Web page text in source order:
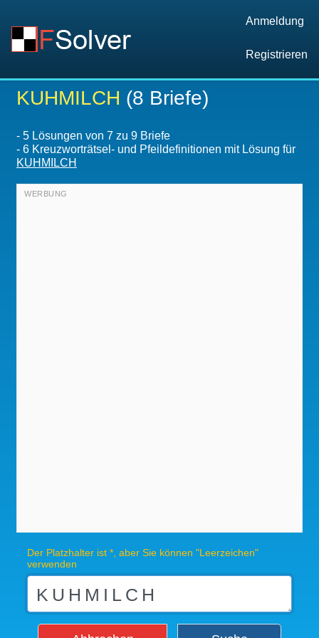
Anmeldung
Registrieren
KUHMILCH (8 Briefe)
- 5 Lösungen von 7 zu 9 Briefe
- 6 Kreuzworträtsel- und Pfeildefinitionen mit Lösung für
KUHMILCH
Der Platzhalter ist *, aber Sie können "Leerzeichen"
verwenden